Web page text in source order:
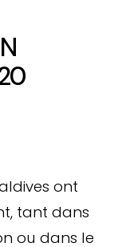
ont
tant dans
ou dans le